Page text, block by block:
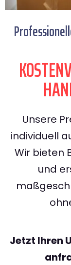
Unsere
individuell
Wir bieten
und
Jetzt Ihren